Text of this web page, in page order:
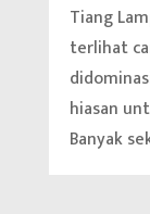
Tiang
terlihat
hiasan
Banyak